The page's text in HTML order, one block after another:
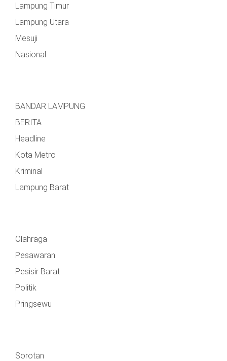
Lampung Timur
Lampung Utara
Mesuji
Nasional
BANDAR LAMPUNG
BERITA
Headline
Kota Metro
Kriminal
Lampung Barat
Olahraga
Pesawaran
Pesisir Barat
Politik
Pringsewu
Sorotan